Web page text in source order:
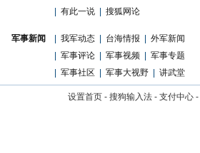
有此一说 搜狐网论
军事新闻 我军动态 台海情报
外军新闻
军事评论 军事视频
军事专题
军事社区 军事大视野 讲武堂
设置首页 - 搜狗输入法 - 支付中心 -